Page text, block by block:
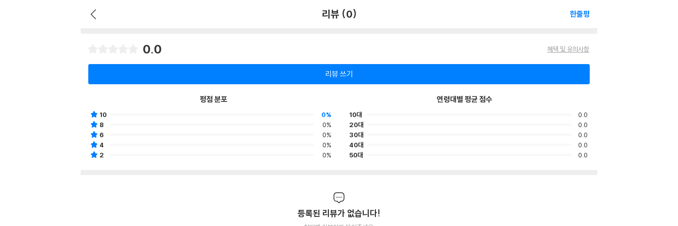
리뷰 (0) 한줄평
0.0 혜택 및 유의사항
리뷰 쓰기
평점 분포
10
0%
8
0%
6
0%
4
0%
2
0%
연령대별 평균 점수
10대
0.0
20대
0.0
30대
0.0
40대
0.0
50대
0.0
등록된 리뷰가 없습니다!